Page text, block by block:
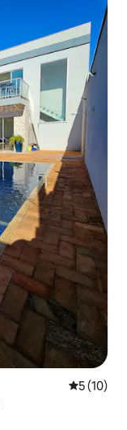
5 de uma
5 (10)